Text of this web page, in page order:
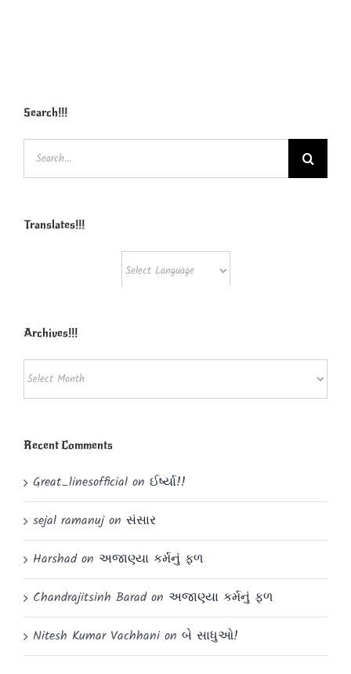
Search!!!
Search
Translates!!!
Archives!!!
Archives!!!
Recent Comments
Great_linesofficial on ઈર્ષ્યા!!
sejal ramanujon સંસાર
Harshadon અજાણ્યા કર્મનું ફળ
Chandrajitsinh Baradon અજાણ્યા કર્મનું ફળ
Nitesh Kumar Vachhanion બે સાધુઓ!